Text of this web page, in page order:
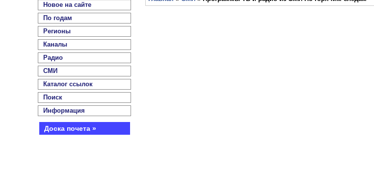
Новое на сайте
По годам
Регионы
Каналы
Радио
СМИ
Каталог ссылок
Поиск
Информация
Доска почета »